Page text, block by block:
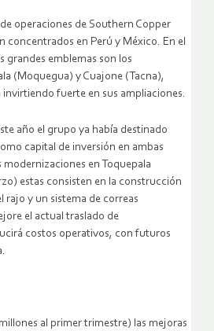
operaciones de Southern Copper
concentrados en Perú y México. En el
grandes emblemas son los
(Moquegua) y Cuajone (Tacna),
fuerte en sus ampliaciones.
año el grupo ya había destinado
capital de inversión en ambas
modernizaciones en Toquepala
estas consisten en la construcción
rajo y un sistema de correas
el actual traslado de
costos operativos, con futuros
al primer trimestre) las mejoras